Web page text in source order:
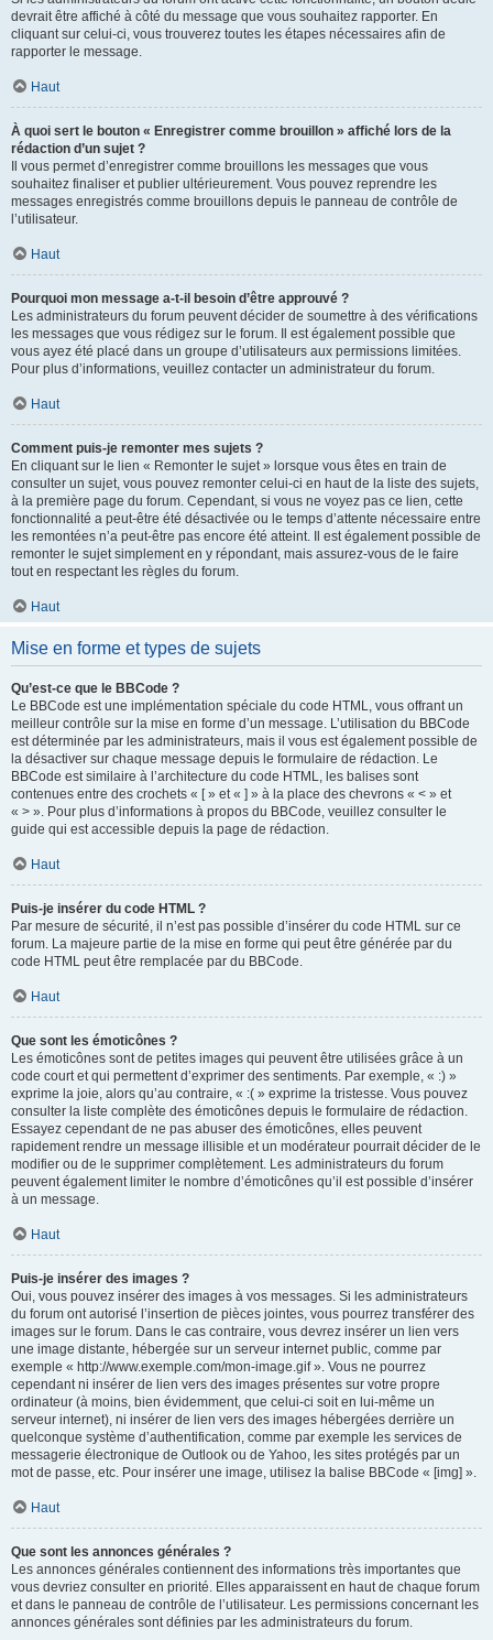
devrait être affiché à côté du message que vous souhaitez rapporter. En
cliquant sur celui-ci, vous trouverez toutes les étapes nécessaires afin de
rapporter le message.
Haut
À quoi sert le bouton « Enregistrer comme brouillon » affiché lors de la
rédaction d’un sujet ?
Il vous permet d’enregistrer comme brouillons les messages que vous
souhaitez finaliser et publier ultérieurement. Vous pouvez reprendre les
messages enregistrés comme brouillons depuis le panneau de contrôle de
l’utilisateur.
Haut
Pourquoi mon message a-t-il besoin d’être approuvé ?
Les administrateurs du forum peuvent décider de soumettre à des vérifications
les messages que vous rédigez sur le forum. Il est également possible que
vous ayez été placé dans un groupe d’utilisateurs aux permissions limitées.
Pour plus d’informations, veuillez contacter un administrateur du forum.
Haut
Comment puis-je remonter mes sujets ?
En cliquant sur le lien « Remonter le sujet » lorsque vous êtes en train de
consulter un sujet, vous pouvez remonter celui-ci en haut de la liste des sujets,
à la première page du forum. Cependant, si vous ne voyez pas ce lien, cette
fonctionnalité a peut-être été désactivée ou le temps d’attente nécessaire entre
les remontées n’a peut-être pas encore été atteint. Il est également possible de
remonter le sujet simplement en y répondant, mais assurez-vous de le faire
tout en respectant les règles du forum.
Haut
Mise en forme et types de sujets
Qu’est-ce que le BBCode ?
Le BBCode est une implémentation spéciale du code HTML, vous offrant un
meilleur contrôle sur la mise en forme d’un message. L’utilisation du BBCode
est déterminée par les administrateurs, mais il vous est également possible de
la désactiver sur chaque message depuis le formulaire de rédaction. Le
BBCode est similaire à l’architecture du code HTML, les balises sont
contenues entre des crochets « [ » et « ] » à la place des chevrons « < » et
« > ». Pour plus d’informations à propos du BBCode, veuillez consulter le
guide qui est accessible depuis la page de rédaction.
Haut
Puis-je insérer du code HTML ?
Par mesure de sécurité, il n’est pas possible d’insérer du code HTML sur ce
forum. La majeure partie de la mise en forme qui peut être générée par du
code HTML peut être remplacée par du BBCode.
Haut
Que sont les émoticônes ?
Les émoticônes sont de petites images qui peuvent être utilisées grâce à un
code court et qui permettent d’exprimer des sentiments. Par exemple, « :) »
exprime la joie, alors qu’au contraire, « :( » exprime la tristesse. Vous pouvez
consulter la liste complète des émoticônes depuis le formulaire de rédaction.
Essayez cependant de ne pas abuser des émoticônes, elles peuvent
rapidement rendre un message illisible et un modérateur pourrait décider de le
modifier ou de le supprimer complètement. Les administrateurs du forum
peuvent également limiter le nombre d’émoticônes qu’il est possible d’insérer
à un message.
Haut
Puis-je insérer des images ?
Oui, vous pouvez insérer des images à vos messages. Si les administrateurs
du forum ont autorisé l’insertion de pièces jointes, vous pourrez transférer des
images sur le forum. Dans le cas contraire, vous devrez insérer un lien vers
une image distante, hébergée sur un serveur internet public, comme par
exemple « http://www.exemple.com/mon-image.gif ». Vous ne pourrez
cependant ni insérer de lien vers des images présentes sur votre propre
ordinateur (à moins, bien évidemment, que celui-ci soit en lui-même un
serveur internet), ni insérer de lien vers des images hébergées derrière un
quelconque système d’authentification, comme par exemple les services de
messagerie électronique de Outlook ou de Yahoo, les sites protégés par un
mot de passe, etc. Pour insérer une image, utilisez la balise BBCode « [img] ».
Haut
Que sont les annonces générales ?
Les annonces générales contiennent des informations très importantes que
vous devriez consulter en priorité. Elles apparaissent en haut de chaque forum
et dans le panneau de contrôle de l’utilisateur. Les permissions concernant les
annonces générales sont définies par les administrateurs du forum.